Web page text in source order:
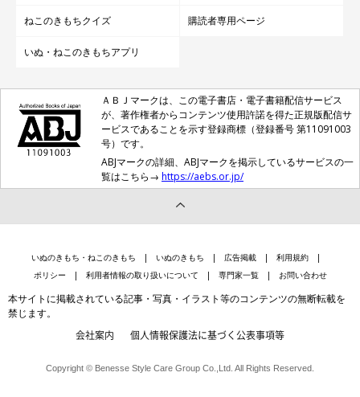
ねこのきもちクイズ 購読者専用ページ
いぬ・ねこのきもちアプリ
ＡＢＪマークは、この電子書店・電子書籍配信サービス
が、著作権者からコンテンツ使用許諾を得た正規版配信サ
ービスであることを示す登録商標（登録番号 第11091003
号）です。
ABJマークの詳細、ABJマークを掲示しているサービスの一
覧はこちら→ https://aebs.or.jp/
いぬのきもち・ねこのきもち いぬのきもち 広告掲載
利用規約
ポリシー
利用者情報の取り扱いについて 専門家一覧 お問い合わせ
本サイトに掲載されている記事・写真・イラスト等のコンテンツの無断転載を
禁じます。
会社案内 個人情報保護法に基づく公表事項等
Copyright © Benesse Style Care Group Co.,Ltd. All Rights Reserved.